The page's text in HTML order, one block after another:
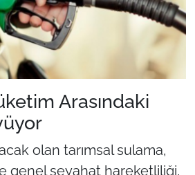
Arasındaki
olan tarımsal sulama,
genel seyahat hareketliliği,